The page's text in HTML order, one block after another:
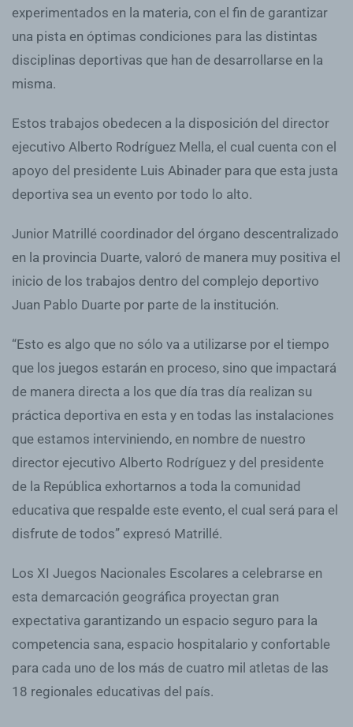
experimentados en la materia, con el fin de garantizar
una pista en óptimas condiciones para las distintas
disciplinas deportivas que han de desarrollarse en la
misma.
Estos trabajos obedecen a la disposición del director
ejecutivo Alberto Rodríguez Mella, el cual cuenta con el
apoyo del presidente Luis Abinader para que esta justa
deportiva sea un evento por todo lo alto.
Junior Matrillé coordinador del órgano descentralizado
en la provincia Duarte, valoró de manera muy positiva el
inicio de los trabajos dentro del complejo deportivo
Juan Pablo Duarte por parte de la institución.
“Esto es algo que no sólo va a utilizarse por el tiempo
que los juegos estarán en proceso, sino que impactará
de manera directa a los que día tras día realizan su
práctica deportiva en esta y en todas las instalaciones
que estamos interviniendo, en nombre de nuestro
director ejecutivo Alberto Rodríguez y del presidente
de la República exhortarnos a toda la comunidad
educativa que respalde este evento, el cual será para el
disfrute de todos” expresó Matrillé.
Los XI Juegos Nacionales Escolares a celebrarse en
esta demarcación geográfica proyectan gran
expectativa garantizando un espacio seguro para la
competencia sana, espacio hospitalario y confortable
para cada uno de los más de cuatro mil atletas de las
18 regionales educativas del país.